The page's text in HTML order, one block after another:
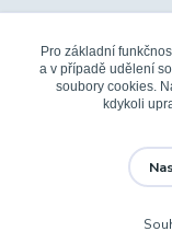
+420 326 748 155
Pro základní
a v případě udělení
soubory cookies.
kdykoli